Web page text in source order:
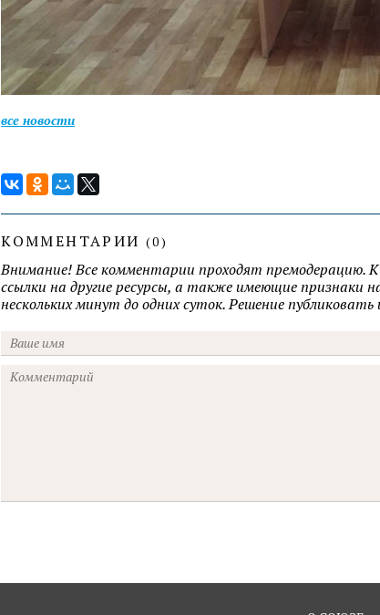
все новости
КОММЕНТАРИИ (0)
Внимание! Все комментарии проходят премодерацию.
ссылки на другие ресурсы, а также имеющие
нескольких минут до одних суток. Решение